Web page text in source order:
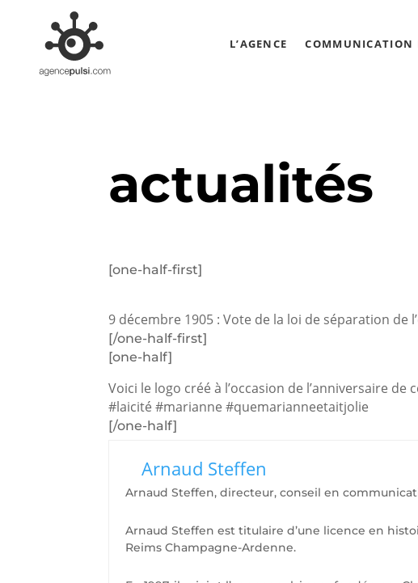
L’AGENCE COMMUNICATION
actualités
[one-half-first]
9 décembre 1905 : Vote de la loi de séparation de
[/one-half-first]
[one-half]
Voici le logo créé à l’occasion de l’anniversaire
#laicité #marianne #quemarianneetaitjolie
[/one-half]
Arnaud Steffen
Arnaud Steffen, directeur, conseil en
Arnaud Steffen est titulaire d’une licence en
Reims Champagne-Ardenne.